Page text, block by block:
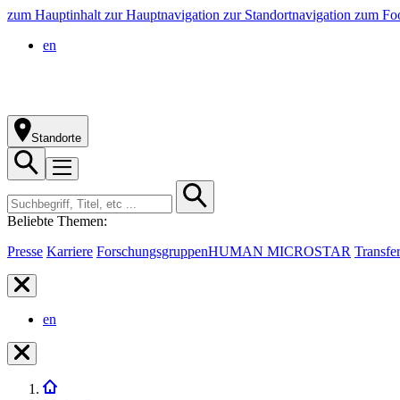
zum Hauptinhalt zur Hauptnavigation zur Standortnavigation zum
en
Standorte
Beliebte Themen:
Presse Karriere ForschungsgruppenHUMAN MICROSTAR Transfer
en